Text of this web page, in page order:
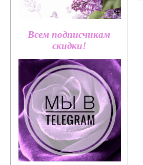
Всем подписчикам
скидки!